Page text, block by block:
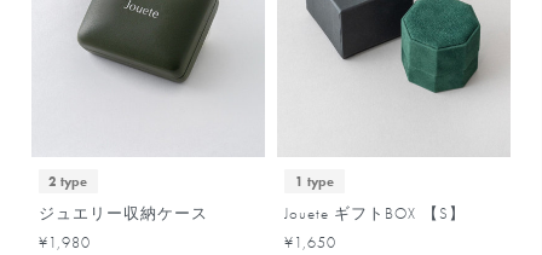
2 type
ジュエリー収納ケース
¥1,980
1 type
Jouete ギフトBOX 【S】
¥1,650